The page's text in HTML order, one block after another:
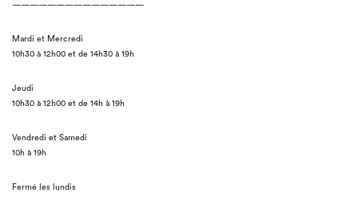
———————————————
Mardi et Mercredi
10h30 à 12h00 et de 14h30 à 19h
Jeudi
10h30 à 12h00 et de 14h à 19h
Vendredi et Samedi
10h à 19h
Fermé les lundis